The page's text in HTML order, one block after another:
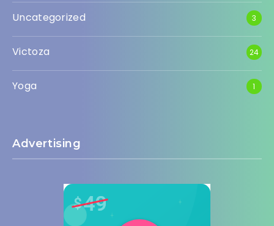
Uncategorized 3
Victoza 24
Yoga 1
Advertising